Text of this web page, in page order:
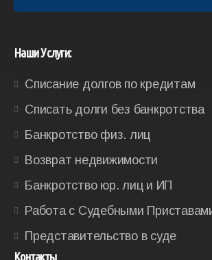
Наши Услуги:
Списание долгов по кредитам
Списать долги без банкротства
Банкротство физ. лиц
Возврат недвижимости
Банкротство юр. лиц и ИП
Работа с Судебными
Представительство в суде
Контакты